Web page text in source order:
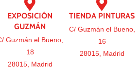
EXPOSICIÓN
GUZMÁN
Guzmán el Bueno,
18
28015, Madrid
TIENDA PINTURAS
C/ Guzmán el Bueno,
16
28015, Madrid